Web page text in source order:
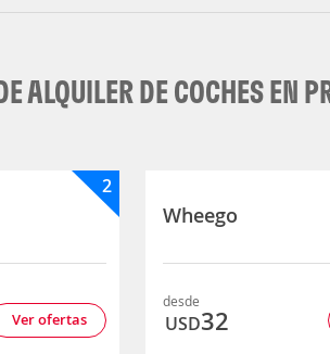
ALQUILER DE COCHES EN
2
Ver ofertas
Wheego
desde
USD32